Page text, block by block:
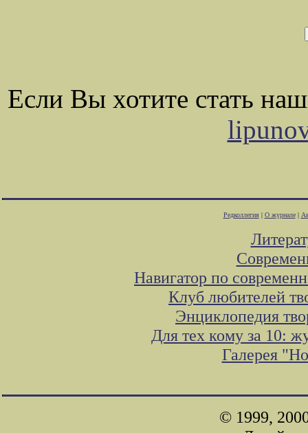
Если Вы хотите стать
Редколлегия| О журнале|
Навигатор по
Клуб любителей
Энциклопедия
Для тех кому за 10:
Галерея
© 1999,